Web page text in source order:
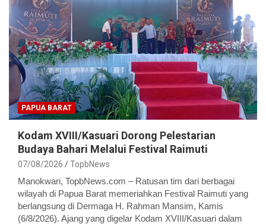
PAPUA BARAT
Kodam XVIII/Kasuari Dorong Pelestarian
Budaya Bahari Melalui Festival Raimuti
07/08/2026 TopbNews
Manokwari, TopbNews.com – Ratusan tim dari berbagai
wilayah di Papua Barat memeriahkan Festival Raimuti yang
berlangsung di Dermaga H. Rahman Mansim, Kamis
(6/8/2026). Ajang yang digelar Kodam XVIII/Kasuari dalam